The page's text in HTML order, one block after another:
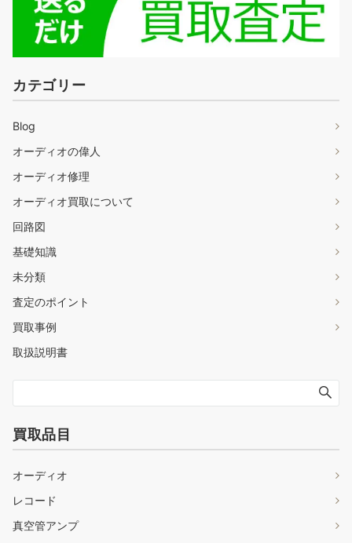
カテゴリー
Blog
オーディオの偉人
オーディオ修理
オーディオ買取について
回路図
基礎知識
未分類
査定のポイント
買取事例
取扱説明書
買取品目
オーディオ
レコード
真空管アンプ